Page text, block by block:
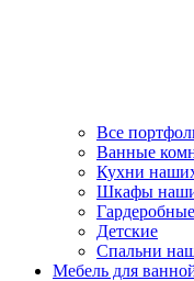
Все
Ванные
Кухни
Шкафы
Детские
Спальни
Мебель для